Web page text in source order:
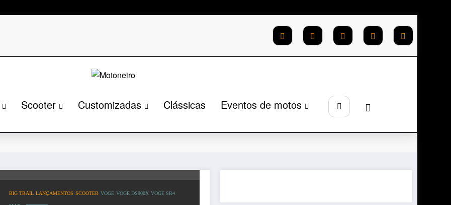
Scooter Customizadas Clássicas Eventos de motos
BIG TRAIL LANÇAMENTOS SCOOTER VOGE VOGE DS900X VOGE SR4